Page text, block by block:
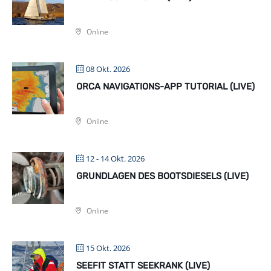
Online
08 Okt. 2026
ORCA NAVIGATIONS-APP TUTORIAL (LIVE)
Online
12 - 14 Okt. 2026
GRUNDLAGEN DES BOOTSDIESELS (LIVE)
Online
15 Okt. 2026
SEEFIT STATT SEEKRANK (LIVE)